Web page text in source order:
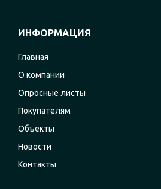
ИНФОРМАЦИЯ
Главная
О компании
Опросные листы
Покупателям
Объекты
Новости
Контакты